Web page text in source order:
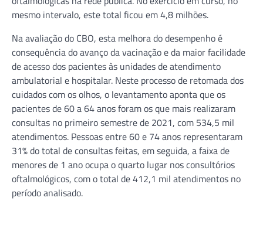
mesmo intervalo, este total ficou em 4,8 milhões.
Na avaliação do CBO, esta melhora do desempenho é
consequência do avanço da vacinação e da maior facilidade
de acesso dos pacientes às unidades de atendimento
ambulatorial e hospitalar. Neste processo de retomada dos
cuidados com os olhos, o levantamento aponta que os
pacientes de 60 a 64 anos foram os que mais realizaram
consultas no primeiro semestre de 2021, com 534,5 mil
atendimentos. Pessoas entre 60 e 74 anos representaram
31% do total de consultas feitas, em seguida, a faixa de
menores de 1 ano ocupa o quarto lugar nos consultórios
oftalmológicos, com o total de 412,1 mil atendimentos no
período analisado.